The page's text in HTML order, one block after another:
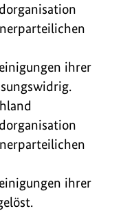
ihrer
ihrer